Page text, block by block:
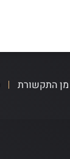
מן התקשורת